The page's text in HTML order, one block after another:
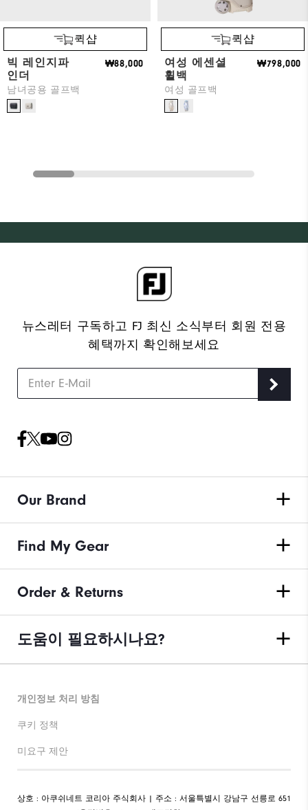
퀵샵
빅 레인지파
인더
남녀공용 골프백
₩88,000
퀵샵
여성 에센셜
휠백
여성 골프백
₩798,000
뉴스레터 구독하고 FJ 최신 소식부터 회원 전용
혜택까지 확인해보세요
Our Brand
Find My Gear
Order & Returns
도움이 필요하시나요?
개인정보 처리 방침
쿠키 정책
미요구 제안
상호 : 아쿠쉬네트 코리아 주식회사 | 주소 : 서울특별시 강남구 선릉로 651